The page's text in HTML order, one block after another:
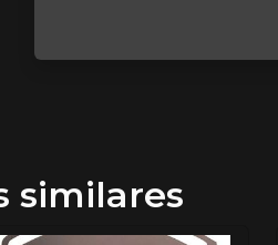
similares